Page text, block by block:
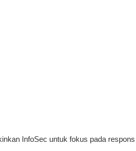
InfoSec untuk fokus pada